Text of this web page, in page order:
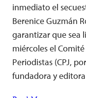
inmediato el
Berenice Guzmán
garantizar que sea
miércoles el
Periodistas (CPJ,
fundadora y